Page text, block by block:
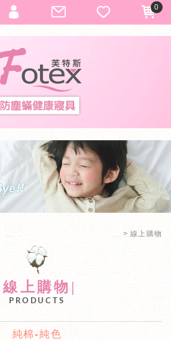
線上購物
|線上購物|
PRODUCTS
純棉-純色
0
會員登入
加入會員
忘記密碼
訂單查詢
匯款通知